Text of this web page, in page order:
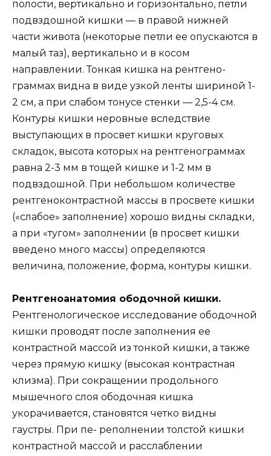
полости, вертикально и горизонтально, петли
подвздошной кишки — в правой нижней
части живота (некоторые петли ее опускаются в
малый таз), вертикально и в косом
направлении. Тонкая кишка на рентгено-
граммах видна в виде узкой ленты шириной 1-
2 см, а при слабом тонусе стенки — 2,5-4 см.
Контуры кишки неровные вследствие
выступающих в просвет кишки круговых
складок, высота которых на рентгенограммах
равна 2-3 мм в тощей кишке и 1-2 мм в
подвздошной. При небольшом количестве
рентгеноконтрастной массы в просвете кишки
(«слабое» заполнение) хорошо видны складки,
а при «тугом» заполнении (в просвет кишки
введено много массы) определяются
величина, положение, форма, контуры кишки.
Рентгеноанатомия ободочной кишки.
Рентгенологическое исследование ободочной
кишки проводят после заполнения ее
контрастной массой из тонкой кишки, а также
через прямую кишку (высокая контрастная
клизма). При сокращении продольного
мышечного слоя ободочная кишка
укорачивается, становятся четко видны
гаустры. При пе- реполнении толстой кишки
контрастной массой и расслаблении